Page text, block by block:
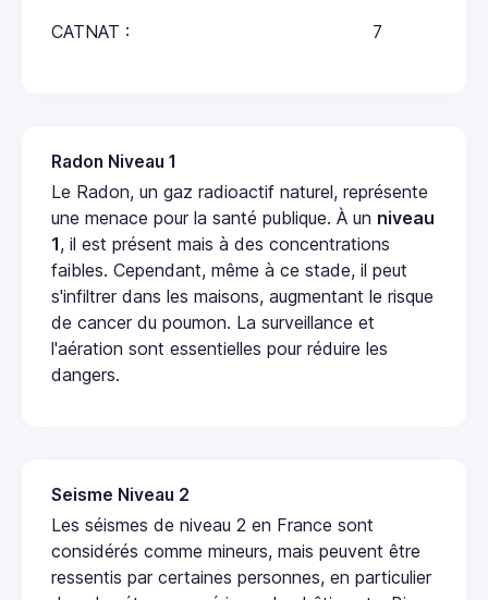
CATNAT : 7
Radon Niveau 1
Le Radon, un gaz radioactif naturel, représente
une menace pour la santé publique. À un niveau
1, il est présent mais à des concentrations
faibles. Cependant, même à ce stade, il peut
s'infiltrer dans les maisons, augmentant le risque
de cancer du poumon. La surveillance et
l'aération sont essentielles pour réduire les
dangers.
Seisme Niveau 2
Les séismes de niveau 2 en France sont
considérés comme mineurs, mais peuvent être
ressentis par certaines personnes, en particulier